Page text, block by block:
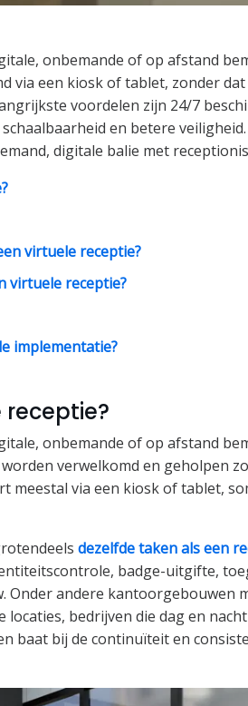
onbemande of op afstand
via een kiosk of tablet, zonder
voordelen zijn 24/7
en betere
digitale balie met
virtuele receptie?
virtuele receptie?
implementatie?
receptie?
onbemande of op afstand
verwelkomd en geholpen
meestal via een kiosk of tablet,
dezelfde taken als een
badge-uitgifte,
Onder andere kantoorgebouwen
locaties, bedrijven die dag en
baat bij de continuïteit en